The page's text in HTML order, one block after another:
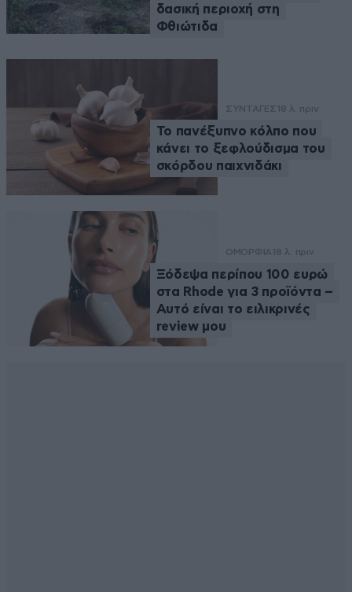
δασική περιοχή στη
Φθιώτιδα
ΣΥΝΤΑΓΕΣ 18 λ. πριν
Το πανέξυπνο κόλπο που
κάνει το ξεφλούδισμα του
σκόρδου παιχνιδάκι
ΟΜΟΡΦΙΑ 18 λ. πριν
Ξόδεψα περίπου 100 ευρώ
στα Rhode για 3 προϊόντα –
Αυτό είναι το ειλικρινές
review μου